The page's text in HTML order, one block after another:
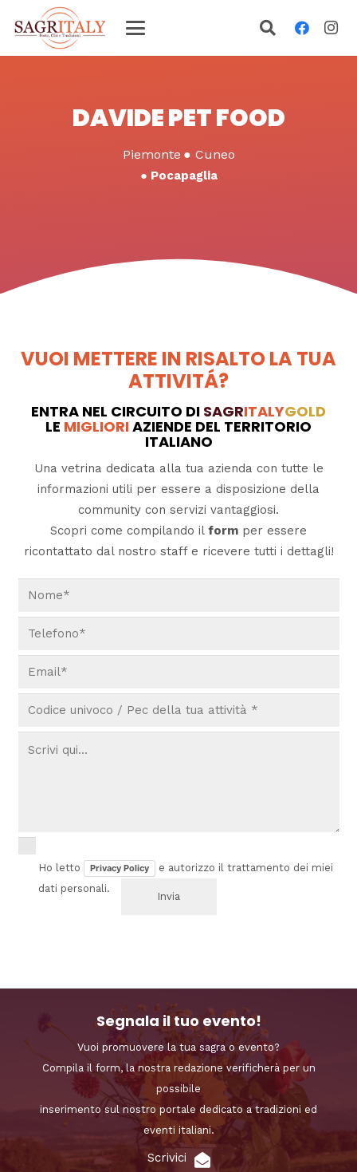
DAVIDE PET FOOD
Piemonte ● Cuneo
● Pocapaglia
VUOI METTERE IN RISALTO LA TUA
ATTIVITÁ?
ENTRA NEL CIRCUITO DI SAGRITALYGOLD
LE MIGLIORIAZIENDE DEL TERRITORIO
ITALIANO
Una vetrina dedicata alla tua azienda con tutte le
informazioni utili per essere a disposizione della
community con servizi vantaggiosi.
Scopri come compilando il form per essere
ricontattato dal nostro staff e ricevere tutti i dettagli!
Ho letto Privacy Policy
e autorizzo il trattamento dei miei
dati personali.
Segnala il tuo evento!
Vuoi promuovere la tua sagra o evento?
Compila il form, la nostra redazione verificherà per un
possibile
inserimento sul nostro portale dedicato a tradizioni ed
eventi italiani.
Scrivici